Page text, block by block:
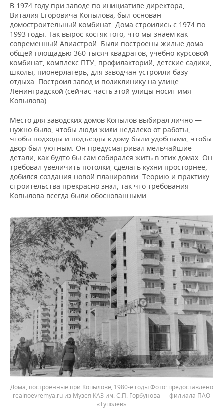
В 1974 году при заводе по инициативе директора,
Виталия Егоровича Копылова, был основан
домостроительный комбинат. Дома строились с 1974 по
1993 годы. Так вырос костяк того, что мы знаем как
современный Авиастрой. Были построены жилые дома
общей площадью 360 тысяч квадратов, учебно-курсовой
комбинат, комплекс ПТУ, профилакторий, детские садики,
школы, пионерлагерь, для заводчан устроили базу
отдыха. Построил завод и поликлинику на улице
Ленинградской (сейчас часть этой улицы носит имя
Копылова).
Место для заводских домов Копылов выбирал лично —
нужно было, чтобы люди жили недалеко от работы,
чтобы подходы и подъезды к дому были удобными, чтобы
двор был уютным. Он предусматривал мельчайшие
детали, как будто бы сам собирался жить в этих домах. Он
требовал увеличить потолки, сделать кухни просторнее,
добился создания новой планировки. Теорию и практику
строительства прекрасно знал, так что требования
Копылова всегда были обоснованными.
Дома, построенные при Копылове, 1980-е годы
предоставлено
realnoevremya.ru из Музея КАЗ им. С.П. Горбунова — филиала ПАО
«Туполев»